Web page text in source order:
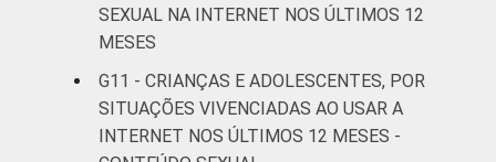
renda
17
Não sabe
SEXUAL NA INTERNET NOS ÚLTIMOS 12
MESES
G11 - CRIANÇAS E ADOLESCENTES, POR
SITUAÇÕES VIVENCIADAS AO USAR A
INTERNET NOS ÚLTIMOS 12 MESES -